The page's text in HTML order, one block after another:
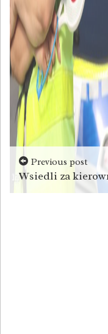
Previous post